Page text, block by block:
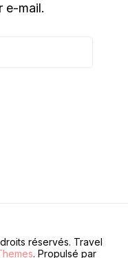
e-mail.
réservés. Travel
. Propulsé par